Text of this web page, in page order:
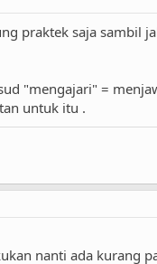
praktek saja sambil
"mengajari" =
untuk itu .
nanti ada kurang